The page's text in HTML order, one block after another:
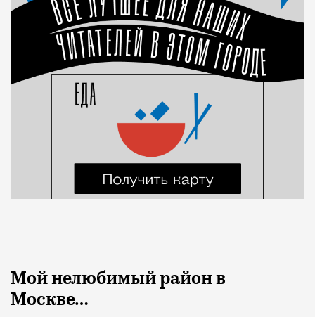
Мой нелюбимый район в
Москве…